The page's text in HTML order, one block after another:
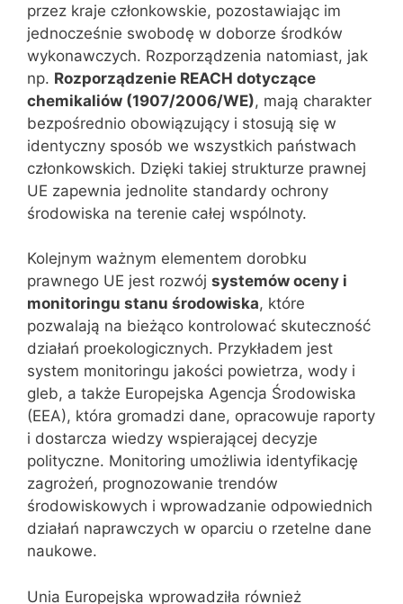
przez kraje członkowskie, pozostawiając im
jednocześnie swobodę w doborze środków
wykonawczych. Rozporządzenia natomiast, jak
np. Rozporządzenie REACH dotyczące
chemikaliów (1907/2006/WE), mają charakter
bezpośrednio obowiązujący i stosują się w
identyczny sposób we wszystkich państwach
członkowskich. Dzięki takiej strukturze prawnej
UE zapewnia jednolite standardy ochrony
środowiska na terenie całej wspólnoty.
Kolejnym ważnym elementem dorobku
prawnego UE jest rozwój systemów oceny i
monitoringu stanu środowiska, które
pozwalają na bieżąco kontrolować skuteczność
działań proekologicznych. Przykładem jest
system monitoringu jakości powietrza, wody i
gleb, a także Europejska Agencja Środowiska
(EEA), która gromadzi dane, opracowuje raporty
i dostarcza wiedzy wspierającej decyzje
polityczne. Monitoring umożliwia identyfikację
zagrożeń, prognozowanie trendów
środowiskowych i wprowadzanie odpowiednich
działań naprawczych w oparciu o rzetelne dane
naukowe.
Unia Europejska wprowadziła również